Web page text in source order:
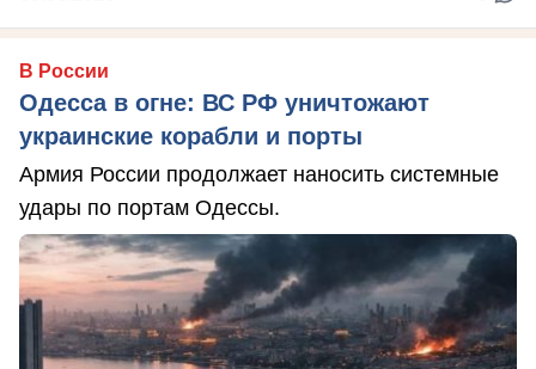
В России
Одесса в огне: ВС РФ уничтожают
украинские корабли и порты
Армия России продолжает наносить системные
удары по портам Одессы.